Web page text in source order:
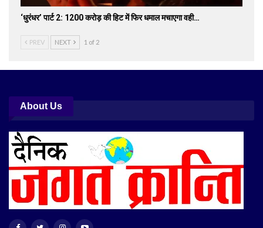
‘धुरंधर’ पार्ट 2: 1200 करोड़ की हिट में फिर धमाल मचाएगा वही…
PREV NEXT 1 of 2
About Us